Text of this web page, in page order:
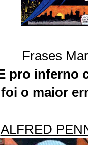
Frases
pro inferno
foi o maior
ALFRED